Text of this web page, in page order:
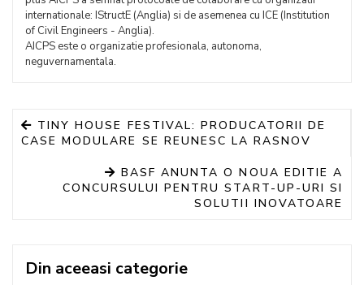
internationale: IStructE (Anglia) si de asemenea cu ICE (Institution
of Civil Engineers - Anglia).
AICPS este o organizatie profesionala, autonoma,
neguvernamentala.
TINY HOUSE FESTIVAL: PRODUCATORII DE
CASE MODULARE SE REUNESC LA RASNOV
BASF ANUNTA O NOUA EDITIE A
CONCURSULUI PENTRU START-UP-URI SI
SOLUTII INOVATOARE
Din aceeasi categorie